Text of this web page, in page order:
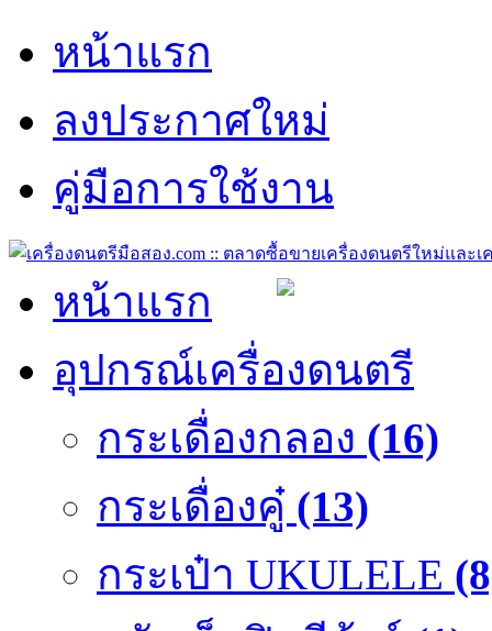
หน้าแรก
ลงประกาศใหม่
คู่มือการใช้งาน
หน้าแรก
อุปกรณ์เครื่องดนตรี
กระเดื่องกลอง (16)
กระเดื่องคู๋ (13)
กระเป๋า UKULELE